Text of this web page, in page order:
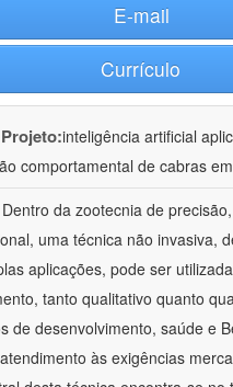
E-mail
Currículo
inteligência artificial
comportamental de cabras
Dentro da zootecnia de
uma técnica não invasiva,
aplicações, pode ser
tanto qualitativo quanto
de desenvolvimento, saúde e
às exigências